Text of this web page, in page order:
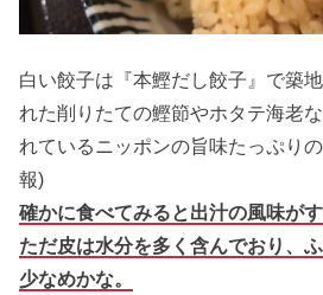
白い餃子は『本鰹だし餃子』で築
れた削りたての鰹節やホタテ海老
れているニッポンの旨味たっぷり
報)
確かに食べてみると出汁の風味が
ただ皮は水分を多く含んでおり、
少なめかな。